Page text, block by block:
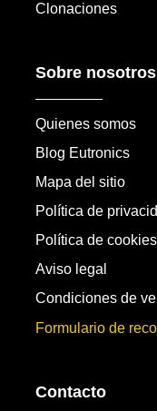
Clonaciones
Sobre nosotros
Quienes somos
Blog Eutronics
Mapa del sitio
Política de
Política de cookies
Aviso legal
Condiciones de
Formulario de
Contacto